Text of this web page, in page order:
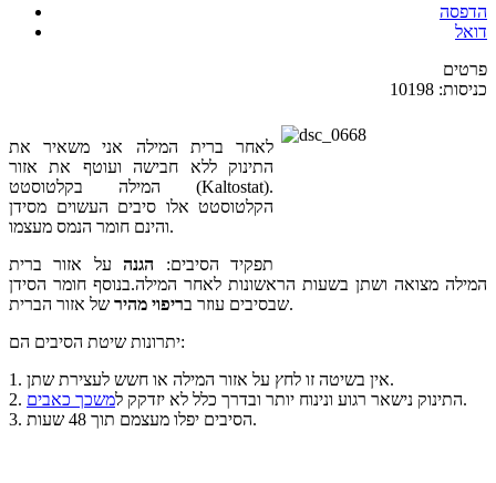
הדפסה
דואל
פרטים
כניסות: 10198
לאחר ברית המילה אני משאיר את
התינוק ללא חבישה ועוטף את אזור
המילה בקלטוסטט (Kaltostat).
הקלטוסטט אלו סיבים העשוים מסידן
והינם חומר הנמס מעצמו.
תפקיד הסיבים: הגנה על אזור ברית
המילה מצואה ושתן בשעות הראשונות לאחר המילה.בנוסף חומר הסידן
שבסיבים עוזר בריפוי מהיר
של אזור הברית.
יתרונות שיטת הסיבים הם:
1. אין בשיטה זו לחץ על אזור המילה או חשש לעצירת שתן.
2. התינוק נישאר רגוע ונינוח יותר ובדרך כלל לא יזדקק למשכך כאבים
.
3. הסיבים יפלו מעצמם תוך 48 שעות.